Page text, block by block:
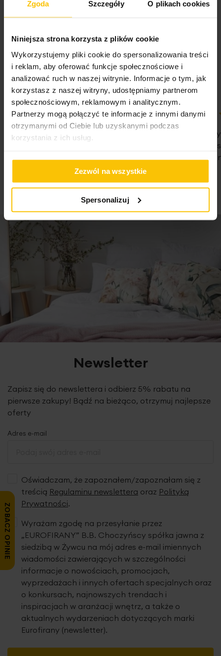
Zgoda Szczegóły O plikach cookies
Niniejsza strona korzysta z plików cookie
Wykorzystujemy pliki cookie do spersonalizowania treści
i reklam, aby oferować funkcje społecznościowe i
analizować ruch w naszej witrynie. Informacje o tym, jak
korzystasz z naszej witryny, udostępniamy partnerom
społecznościowym, reklamowym i analitycznym.
Partnerzy mogą połączyć te informacje z innymi danymi
otrzymanymi od Ciebie lub uzyskanymi podczas
korzystania z ich usług.
Zezwól na wszystkie
Spersonalizuj
Tolerancja rozmiaru 3cm
Pobierz instrukcję użytkowania i bezpieczeństwa produktu
sprawiają, że jest niezastąpionym elementem
dekoracyjnym, który podkreśla indywidualny charakter
każdego pomieszczenia.
Dane techniczne:
szerokość: 45 cm
wysokosć 45 cm
skład: 100 % poliester
gramatura: 210 g/m2
Nie prasować 5%
Na podstawie 28332 opinii. Zobacz niektóre opinie
tutaj.
100%
WSZYSTKO SPRAWNIE SZYBKA
DOSTAWA POLECAM
07-08-2026
100%
Nie
Państwa
Nie traćcie
Newsletter
Zapisz się do newslettera i odbierz 5% rabatu na
pierwsze zakupy! Bądź na bieżąco, otrzymuj najlepsze
oferty
Adres e-mail
Oświadczam, że zapoznałem/zapoznałam się z
treścią Regulaminu newslettera oraz Polityką
Prywatności.
Wyrażam zgodę na przesyłanie przez
„EUROFIRANY” B.B. Choczyńscy spółka jawna z
siedzibą w Żywcu na mój adres e-mail imiennych
wiadomości zawierających w szczególności
informacje o nowościach, promocjach,
wyprzedażach i innych ofertach specjalnych oraz
o konkursach, najnowszych trendach i
inspiracjach w aranżacji wnętrz, a także o
aktualnych wydarzeniach dotyczących marki
Eurofirany (newsletter).
ZOBACZ OPINIE